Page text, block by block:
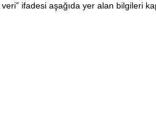
ifadesi aşağıda yer alan bilgileri